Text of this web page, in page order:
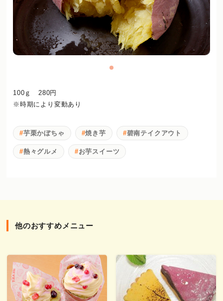
100ｇ 280円
※時期により変動あり
芋栗かぼちゃ 焼き芋 碧南テイクアウト
熱々グルメ お芋スイーツ
他のおすすめメニュー